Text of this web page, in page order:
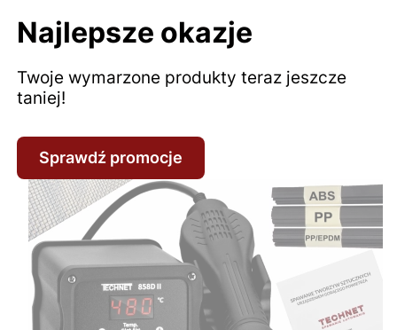
Najlepsze okazje
Twoje wymarzone produkty teraz jeszcze
taniej!
Sprawdź promocje